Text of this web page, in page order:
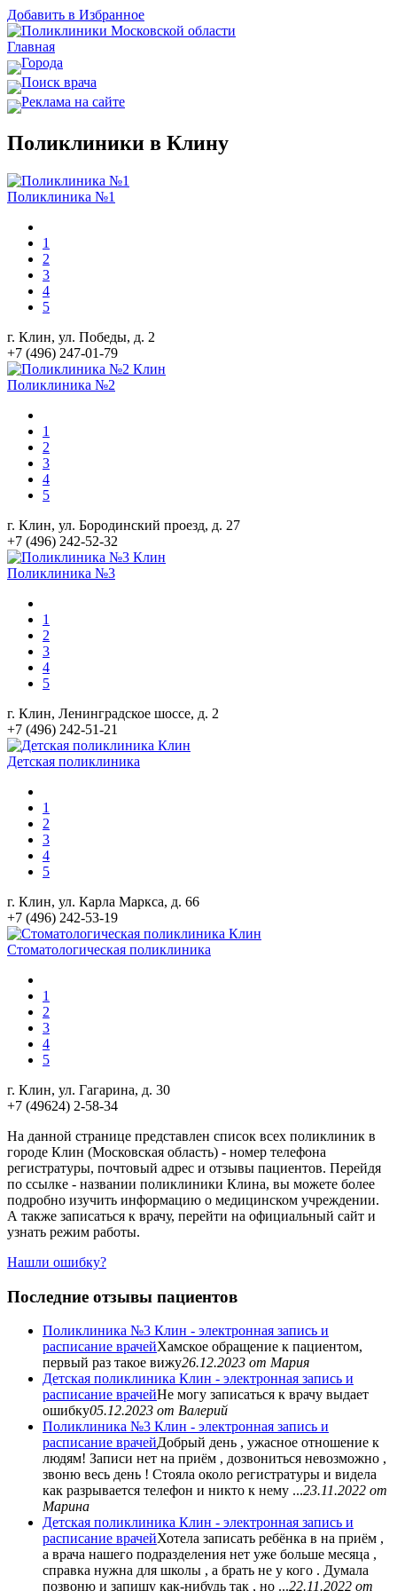
Добавить в Избранное
Главная
Города
Поиск врача
Реклама на сайте
Поликлиники в Клину
Поликлиника №1
1
2
3
4
5
г. Клин, ул. Победы, д. 2
+7 (496) 247-01-79
Поликлиника №2
1
2
3
4
5
г. Клин, ул. Бородинский проезд, д. 27
+7 (496) 242-52-32
Поликлиника №3
1
2
3
4
5
г. Клин, Ленинградское шоссе, д. 2
+7 (496) 242-51-21
Детская поликлиника
1
2
3
4
5
г. Клин, ул. Карла Маркса, д. 66
+7 (496) 242-53-19
Стоматологическая поликлиника
1
2
3
4
5
г. Клин, ул. Гагарина, д. 30
+7 (49624) 2-58-34
На данной странице представлен список всех поликлиник в
городе Клин (Московская область) - номер телефона
регистратуры, почтовый адрес и отзывы пациентов. Перейдя
по ссылке - названии поликлиники Клина, вы можете более
подробно изучить информацию о медицинском учреждении.
А также записаться к врачу, перейти на официальный сайт и
узнать режим работы.
Нашли ошибку?
Последние отзывы пациентов
Поликлиника №3 Клин - электронная запись и
расписание врачейХамское обращение к пациентом,
первый раз такое вижу26.12.2023 от Мария
Детская поликлиника Клин - электронная запись и
расписание врачейНе могу записаться к врачу выдает
ошибку05.12.2023 от Валерий
Поликлиника №3 Клин - электронная запись и
расписание врачейДобрый день , ужасное отношение к
людям! Записи нет на приём , дозвониться невозможно ,
звоню весь день ! Стояла около регистратуры и видела
как разрывается телефон и никто к нему ...23.11.2022 от
Марина
Детская поликлиника Клин - электронная запись и
расписание врачейХотела записать ребёнка в на приём ,
а врача нашего подразделения нет уже больше месяца ,
справка нужна для школы , а брать не у кого . Думала
позвоню и запишу как-нибудь так , но ...22.11.2022 от